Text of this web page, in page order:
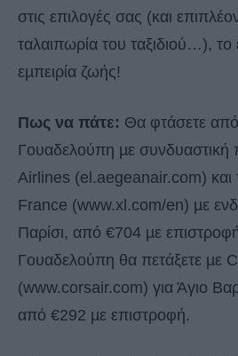
στις επιλογές σας (και
ταλαιπωρία του ταξιδιού…), το
εµπειρία ζωής!
Πως να πάτε: Θα φτάσετε
Γουαδελούπη µε συνδυαστική
Airlines (el.aegeanair.com) και
France (www.xl.com/en) µε
Παρίσι, από €704 µε
Γουαδελούπη θα πετάξετε µε
(www.corsair.com) για Άγιο
από €292 µε επιστροφή.